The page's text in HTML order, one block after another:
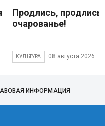
Продлись, продлись
очарованье!
КУЛЬТУРА 08 августа 2026
ИНФОРМАЦИЯ